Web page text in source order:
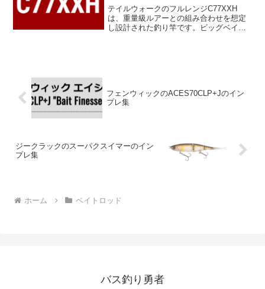
テイルウォークのフルレンジC77XXH
は、重量級ルアーとの組み合わせを想定
し設計された釣り竿です。ビッグベイト
フェンウィックのACES70CLP+Jのイン
プレ集
ジークラックのスーパクスイマーのイン
プレ集
ホーム ベイトロッド
バス釣り勇者